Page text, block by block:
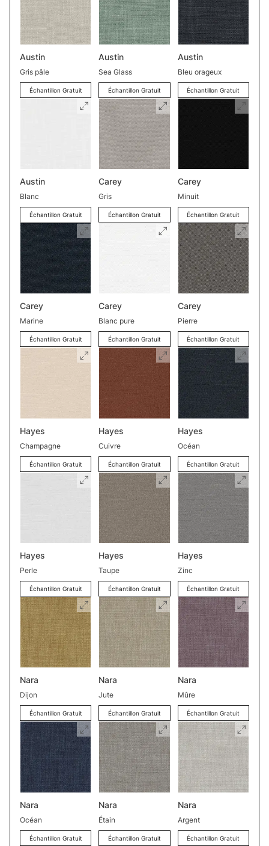
Austin
Gris pâle
Échantillon Gratuit
Austin
Sea Glass
Échantillon Gratuit
Austin
Bleu orageux
Échantillon Gratuit
Austin
Blanc
Échantillon Gratuit
Carey
Gris
Échantillon Gratuit
Carey
Minuit
Échantillon Gratuit
Carey
Marine
Échantillon Gratuit
Carey
Blanc pure
Échantillon Gratuit
Carey
Pierre
Échantillon Gratuit
Hayes
Champagne
Échantillon Gratuit
Hayes
Cuivre
Échantillon Gratuit
Hayes
Océan
Échantillon Gratuit
Hayes
Perle
Échantillon Gratuit
Hayes
Taupe
Échantillon Gratuit
Hayes
Zinc
Échantillon Gratuit
Nara
Dijon
Échantillon Gratuit
Nara
Jute
Échantillon Gratuit
Nara
Mûre
Échantillon Gratuit
Nara
Océan
Échantillon Gratuit
Nara
Étain
Échantillon Gratuit
Nara
Argent
Échantillon Gratuit